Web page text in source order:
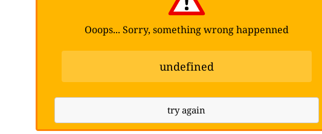
Ooops... Sorry, something wrong happenned
undefined
try again